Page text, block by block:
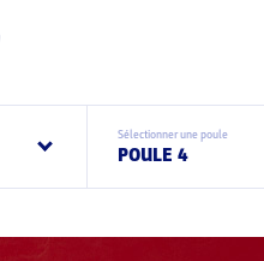
Sélectionner une poule
POULE 4